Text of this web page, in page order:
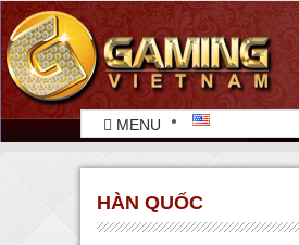
MENU
HÀN QUỐC